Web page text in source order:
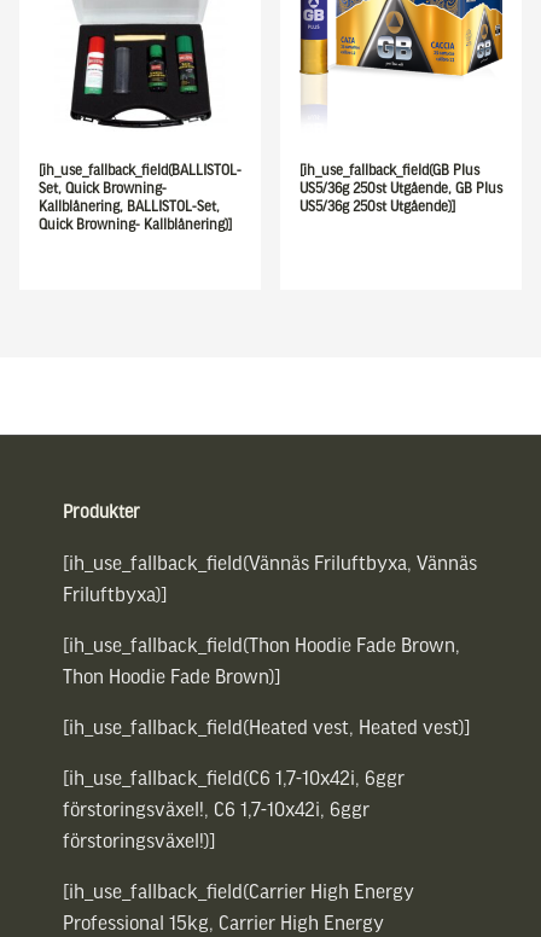
[ih_use_fallback_field(BALLISTOL-
Set, Quick Browning-
Kallblånering, BALLISTOL-Set,
Quick Browning- Kallblånering)]
[ih_use_fallback_field(GB Plus
US5/36g 250st Utgående, GB Plus
US5/36g 250st Utgående)]
Produkter
[ih_use_fallback_field(Vännäs Friluftbyxa, Vännäs
Friluftbyxa)]
[ih_use_fallback_field(Thon Hoodie Fade Brown,
Thon Hoodie Fade Brown)]
[ih_use_fallback_field(Heated vest, Heated vest)]
[ih_use_fallback_field(C6 1,7-10x42i, 6ggr
förstoringsväxel!, C6 1,7-10x42i, 6ggr
förstoringsväxel!)]
[ih_use_fallback_field(Carrier High Energy
Professional 15kg, Carrier High Energy